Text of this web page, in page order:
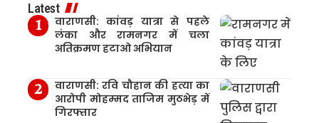
Latest
वाराणसी: कांवड़ यात्रा से पहले
लंका और रामनगर में चला
अतिक्रमण हटाओ अभियान
वाराणसी: रवि चौहान की हत्या का
आरोपी मोहम्मद ताजिम मुठभेड़ में
गिरफ्तार